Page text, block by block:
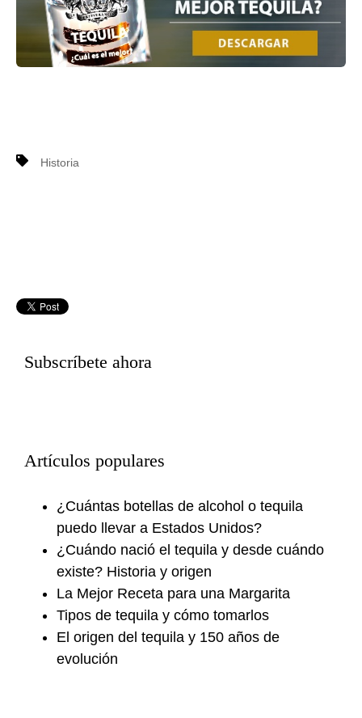
Historia
Subscríbete ahora
Artículos populares
¿Cuántas botellas de alcohol o tequila
puedo llevar a Estados Unidos?
¿Cuándo nació el tequila y desde cuándo
existe? Historia y origen
La Mejor Receta para una Margarita
Tipos de tequila y cómo tomarlos
El origen del tequila y 150 años de
evolución